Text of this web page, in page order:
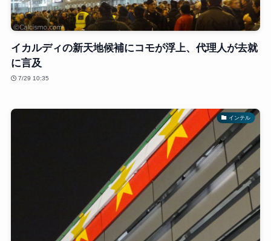
イカルディの新天地候補にコモが浮上、代理人が去就
に言及
7/29 10:35
インテル